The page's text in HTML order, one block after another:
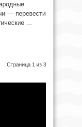
— перевести
...
Страница 1 из 3